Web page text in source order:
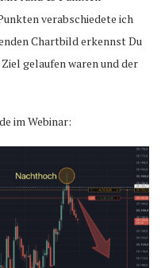
verabschiedete ich
Chartbild erkennst Du
gelaufen waren und der
im Webinar: